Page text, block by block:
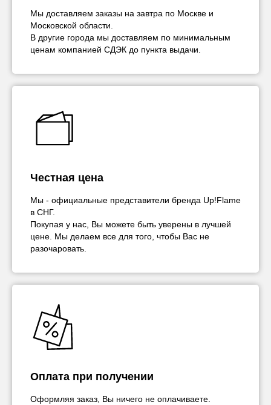
Мы доставляем заказы на завтра по Москве и
Московской области.
В другие города мы доставляем по минимальным
ценам компанией СДЭК до пункта выдачи.
Честная цена
Мы - официальные представители бренда Up!Flame
в СНГ.
Покупая у нас, Вы можете быть уверены в лучшей
цене. Мы делаем все для того, чтобы Вас не
разочаровать.
Оплата при получении
Оформляя заказ, Вы ничего не оплачиваете.